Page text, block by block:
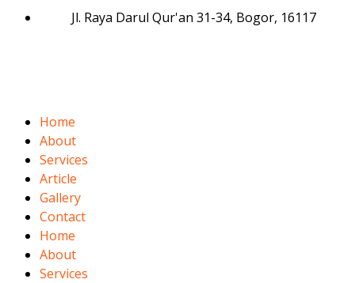
Jl. Raya Darul Qur'an 31-34, Bogor, 16117
Home
About
Services
Article
Gallery
Contact
Home
About
Services